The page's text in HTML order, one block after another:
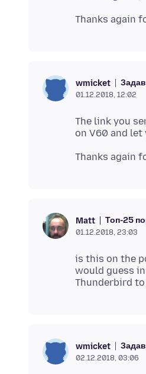
wmicket
01.12.2018, 12:02
The link you
Matt Топ-25
01.12.2018, 23:03
is this on the
would guess
wmicket
02.12.2018, 03:06